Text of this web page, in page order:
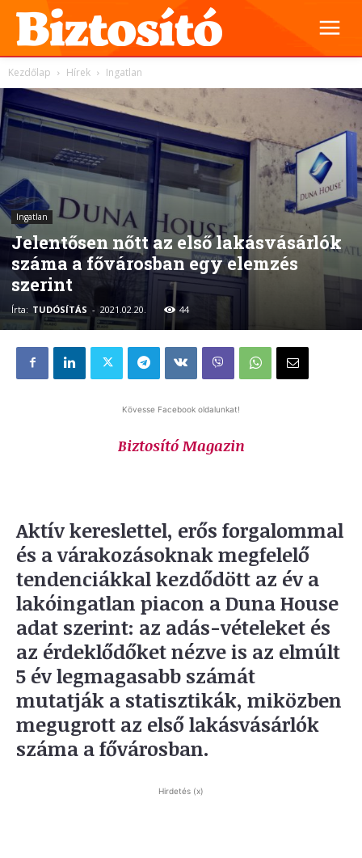
Kezdőlap Hírek Ingatlan
Ingatlan
Jelentősen nőtt az első lakásvásárlók
száma a fővárosban egy elemzés
szerint
Írta: TUDÓSÍTÁS - 2021.02.20. 44
Kövesse Facebook oldalunkat!
Biztosító Magazin
Aktív kereslettel, erős forgalommal
és a várakozásoknak megfelelő
tendenciákkal kezdődött az év a
lakóingatlan piacon a Duna House
adat szerint: az adás-vételeket és
az érdeklődőket nézve is az elmúlt
5 év legmagasabb számát
mutatják a statisztikák, miközben
megugrott az első lakásvásárlók
száma a fővárosban.
Hirdetés (x)